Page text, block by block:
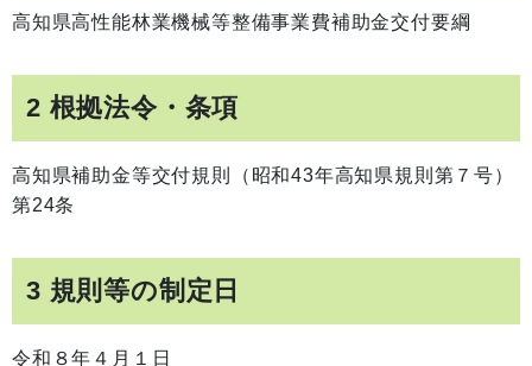
高知県高性能林業機械等整備事業費補助金交付要綱
2 根拠法令・条項
高知県補助金等交付規則（昭和43年高知県規則第７号）
第24条
3 規則等の制定日
令和８年４月１日